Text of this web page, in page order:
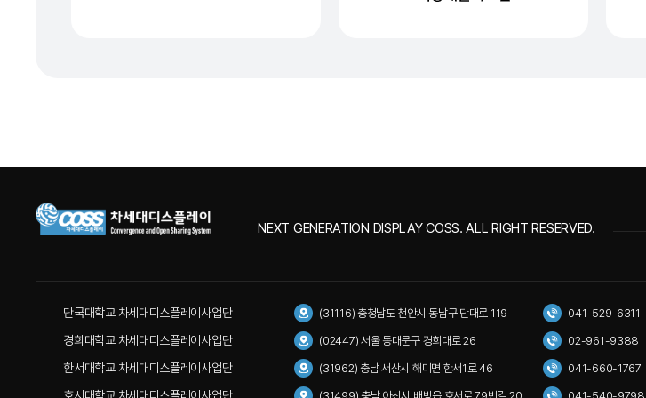
NEXT GENERATION DISPLAY COSS. ALL RIGHT RESERVED.
단국대학교 차세대디스플레이사업단 (31116) 충청남도 천안시 동남구 단대로 119 041-529-6311
경희대학교 차세대디스플레이사업단 (02447) 서울 동대문구 경희대로 26 02-961-9388
한서대학교 차세대디스플레이사업단 (31962) 충남 서산시 해미면 한서1로 46 041-660-1767
(31499) 충남 아산시 배방읍 호서로 79번길 20 041-540-9798